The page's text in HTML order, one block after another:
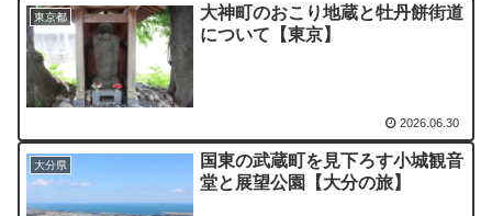
東京都
大神町のおこり地蔵と牡丹餅街道
について【東京】
2026.06.30
大分県
国東の武蔵町を見下ろす小城観音
堂と展望公園【大分の旅】